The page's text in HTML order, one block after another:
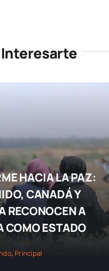
HACIA LA PAZ:
CANADÁ Y
RECONOCEN A
COMO ESTADO
, Principal